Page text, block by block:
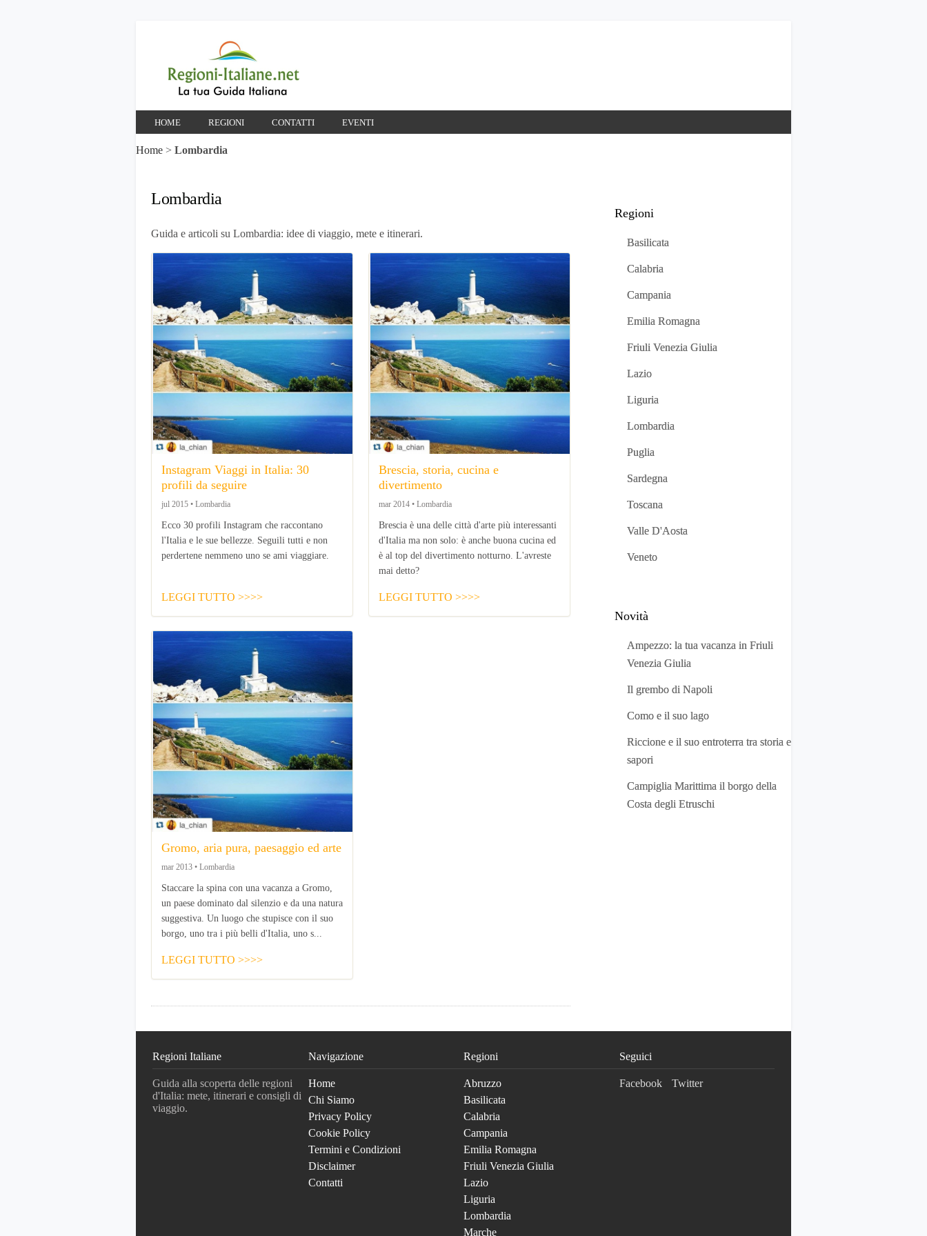
HOME REGIONI CONTATTI EVENTI
Home > Lombardia
Lombardia
Guida e articoli su Lombardia: idee di viaggio, mete e itinerari.
Instagram Viaggi in Italia: 30
profili da seguire
jul 2015 • Lombardia
Ecco 30 profili Instagram che raccontano
l'Italia e le sue bellezze. Seguili tutti e non
perdertene nemmeno uno se ami viaggiare.
LEGGI TUTTO >>>>
Brescia, storia, cucina e
divertimento
mar 2014 • Lombardia
Brescia è una delle città d'arte più interessanti
d'Italia ma non solo: è anche buona cucina ed
è al top del divertimento notturno. L'avreste
mai detto?
LEGGI TUTTO >>>>
Gromo, aria pura, paesaggio ed arte
mar 2013 • Lombardia
Staccare la spina con una vacanza a Gromo,
un paese dominato dal silenzio e da una natura
suggestiva. Un luogo che stupisce con il suo
borgo, uno tra i più belli d'Italia, uno s...
LEGGI TUTTO >>>>
Regioni
Basilicata
Calabria
Campania
Emilia Romagna
Friuli Venezia Giulia
Lazio
Liguria
Lombardia
Puglia
Sardegna
Toscana
Valle D'Aosta
Veneto
Novità
Ampezzo: la tua vacanza in Friuli
Venezia Giulia
Il grembo di Napoli
Como e il suo lago
Riccione e il suo entroterra tra storia e
sapori
Campiglia Marittima il borgo della
Costa degli Etruschi
Regioni Italiane
Guida alla scoperta delle regioni
d'Italia: mete, itinerari e consigli di
viaggio.
Navigazione
Home
Chi Siamo
Privacy Policy
Cookie Policy
Termini e Condizioni
Disclaimer
Contatti
Regioni
Abruzzo
Basilicata
Calabria
Campania
Emilia Romagna
Friuli Venezia Giulia
Lazio
Liguria
Lombardia
Marche
Seguici
Facebook Twitter